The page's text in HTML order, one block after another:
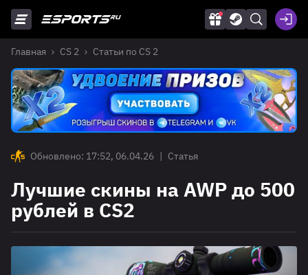
Главная CS 2 Статьи по CS 2
Обновлено: 17:52, 06.04.26 | Статья
Лучшие скины на AWP до 500
рублей в CS2